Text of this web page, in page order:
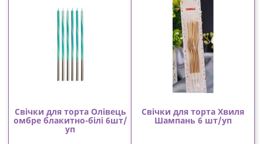
Свічки для торта Олівець
омбре блакитно-білі 6шт/
уп
Свічки для торта Хвиля
Шампань 6 шт/уп